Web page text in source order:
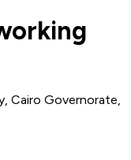
Cairo Governorate,